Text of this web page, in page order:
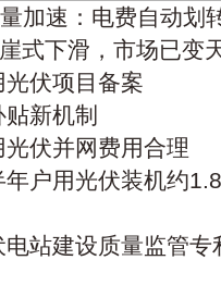
加速：电费自动划
式下滑，市场已变
伏项目备案
新机制
伏并网费用合理
户用光伏装机约
站建设质量监管